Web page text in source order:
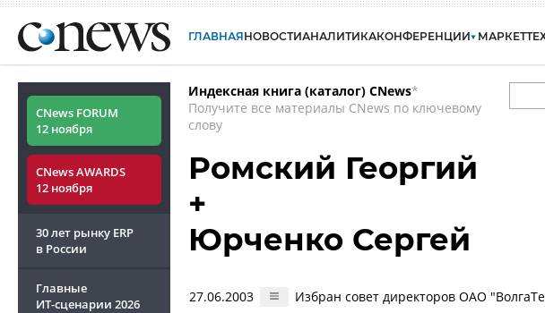
ГЛАВНАЯНОВОСТИАНАЛИТИКАКОНФЕРЕНЦИИ МАРКЕТ
CNews FORUM
12 ноября
CNews AWARDS
12 ноября
30 лет рынку ERP
в России
Главные
ИТ-сценарии 2026
Индексная книга (каталог) CNews*
Получите все материалы CNews по ключевому
слову
Ромский Георгий
+
Юрченко Сергей
27.06.2003 Избран совет директоров ОАО